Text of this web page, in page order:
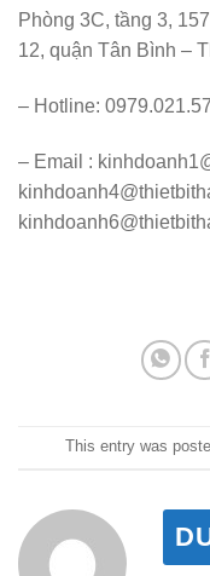
Phòng 3C, tầng 3,
12, quận Tân Bình –
– Hotline:
– Email :
This entry was